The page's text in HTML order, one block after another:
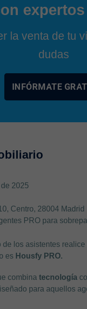
la venta de tu
dudas
INFÓRMATE
2025
Centro, 28004 Madrid
PRO para
de los asistentes realice
es Housfy PRO.
combinatecnología
para aquellos